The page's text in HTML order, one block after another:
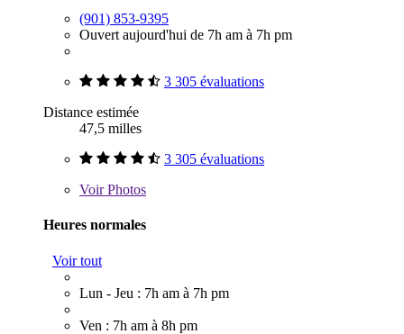
(901) 853-9395
Ouvert aujourd'hui de 7h am à 7h pm
3 305 évaluations
Distance estimée
47,5 milles
3 305 évaluations
VoirPhotos
Heures normales
Voir tout
Lun - Jeu : 7h am à 7h pm
Ven : 7h am à 8h pm